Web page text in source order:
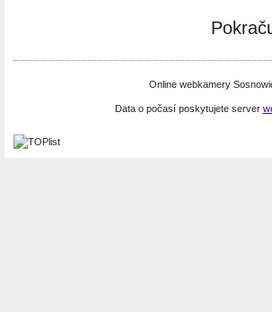
Online webkamery
Data o počasí poskytujete server